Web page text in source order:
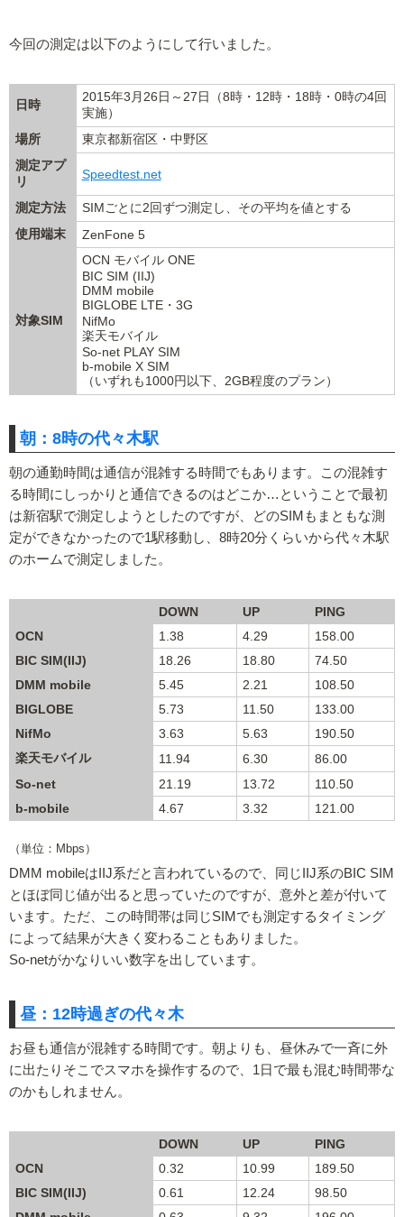
今回の測定は以下のようにして行いました。
日時
2015年3月26日～27日（8時・12時・18時・0時の4回
実施）
場所
東京都新宿区・中野区
測定アプ
リ
Speedtest.net
測定方法
SIMごとに2回ずつ測定し、その平均を値とする
使用端末
ZenFone 5
対象SIM
OCN モバイル ONE
BIC SIM (IIJ)
DMM mobile
BIGLOBE LTE・3G
NifMo
楽天モバイル
So-net PLAY SIM
b-mobile X SIM
（いずれも1000円以下、2GB程度のプラン）
朝：8時の代々木駅
朝の通勤時間は通信が混雑する時間でもあります。この混雑す
る時間にしっかりと通信できるのはどこか…ということで最初
は新宿駅で測定しようとしたのですが、どのSIMもまともな測
定ができなかったので1駅移動し、8時20分くらいから代々木駅
のホームで測定しました。
DOWN UP
PING
OCN
1.38 4.29
158.00
BIC SIM(IIJ)
18.26 18.80
74.50
DMM mobile
5.45 2.21
108.50
BIGLOBE
5.73 11.50
133.00
NifMo
3.63 5.63
190.50
楽天モバイル
11.94 6.30
86.00
So-net
21.19 13.72
110.50
b-mobile
4.67 3.32 121.00
（単位：Mbps）
DMM mobileはIIJ系だと言われているので、同じIIJ系のBIC SIM
とほぼ同じ値が出ると思っていたのですが、意外と差が付いて
います。ただ、この時間帯は同じSIMでも測定するタイミング
によって結果が大きく変わることもありました。
So-netがかなりいい数字を出しています。
昼：12時過ぎの代々木
お昼も通信が混雑する時間です。朝よりも、昼休みで一斉に外
に出たりそこでスマホを操作するので、1日で最も混む時間帯な
のかもしれません。
DOWN UP
PING
OCN
0.32 10.99
189.50
BIC SIM(IIJ)
0.61 12.24
98.50